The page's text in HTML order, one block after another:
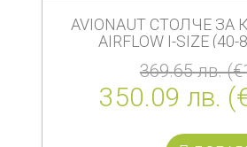
AVIONAUT СТОЛЧЕ ЗА
AIRFLOW I-SIZE
369.65 лв.
350.09 лв.